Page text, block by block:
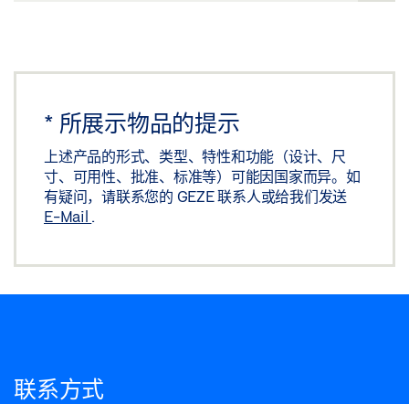
* 所展示物品的提示
上述产品的形式、类型、特性和功能（设计、尺
寸、可用性、批准、标准等）可能因国家而异。如
有疑问，请联系您的 GEZE 联系人或给我们发送
E-Mail .
联系方式